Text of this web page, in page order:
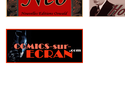
» Fight Girls
» Filles perdues
» Fire Power
» Fondu au noir
» Fox-Boy